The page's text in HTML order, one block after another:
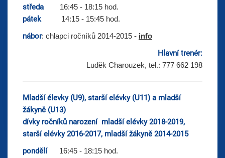
středa 16:45 - 18:15 hod.
pátek 14:15 - 15:45 hod.
nábor: chlapci ročníků 2014-2015 - info
Hlavní trenér:
Luděk Charouzek, tel.: 777 662 198
Mladší élevky (U9), starší elévky (U11) a mladší
žákyně (U13)
dívky ročníků narození mladší elévky 2018-2019,
starší elévky 2016-2017, mladší žákyně 2014-2015
pondělí16:45 - 18:15 hod.